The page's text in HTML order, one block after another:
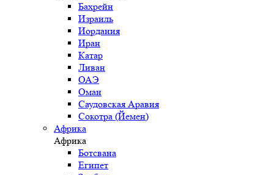
Бахрейн
Израиль
Иордания
Иран
Катар
Ливан
ОАЭ
Оман
Саудовская Аравия
Сокотра (Йемен)
Африка
Африка
Ботсвана
Египет